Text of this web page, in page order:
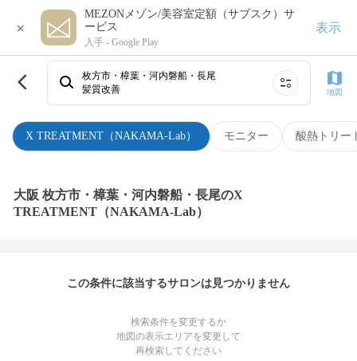
×
MEZONメゾン/美容室定額（サブスク）サ
ービス
入手 - Google Play
表示
X TREATMENT（NAKAMA-Lab） モニター 酸熱トリー
枚方市・樟葉・河内磐船・長尾
髪質改善
地図
大阪 枚方市・樟葉・河内磐船・長尾のX
TREATMENT（NAKAMA-Lab）
この条件に該当するサロンは見つかりません
検索条件を変更するか
地図の表示エリアを変更して
再検索してください